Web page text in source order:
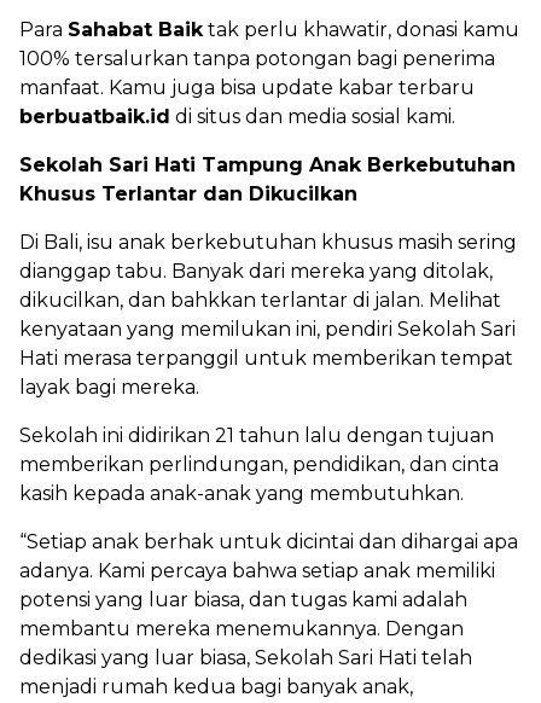
Para Sahabat Baiktak perlu khawatir, donasi kamu
100% tersalurkan tanpa potongan bagi penerima
manfaat. Kamu juga bisa update kabar terbaru
berbuatbaik.id di situs dan media sosial kami.
Sekolah Sari Hati Tampung Anak Berkebutuhan
Khusus Terlantar dan Dikucilkan
Di Bali, isu anak berkebutuhan khusus masih sering
dianggap tabu. Banyak dari mereka yang ditolak,
dikucilkan, dan bahkkan terlantar di jalan. Melihat
kenyataan yang memilukan ini, pendiri Sekolah Sari
Hati merasa terpanggil untuk memberikan tempat
layak bagi mereka.
Sekolah ini didirikan 21 tahun lalu dengan tujuan
memberikan perlindungan, pendidikan, dan cinta
kasih kepada anak-anak yang membutuhkan.
“Setiap anak berhak untuk dicintai dan dihargai apa
adanya. Kami percaya bahwa setiap anak memiliki
potensi yang luar biasa, dan tugas kami adalah
membantu mereka menemukannya. Dengan
dedikasi yang luar biasa, Sekolah Sari Hati telah
menjadi rumah kedua bagi banyak anak,